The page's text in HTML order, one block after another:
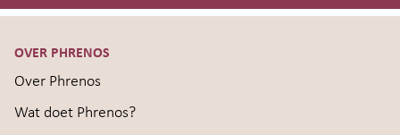
OVER PHRENOS
Over Phrenos
Wat doet Phrenos?